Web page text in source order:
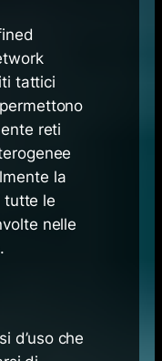
tattici
reti
la
tutte le
nelle
d’uso che